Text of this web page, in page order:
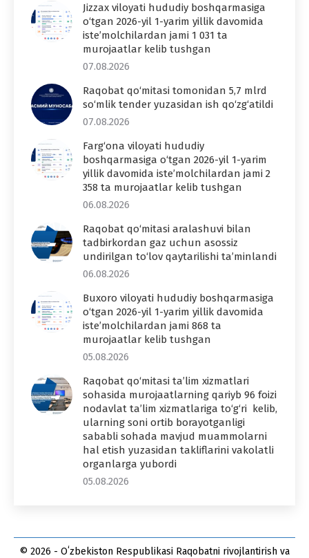
Jizzax viloyati hududiy boshqarmasiga
o‘tgan 2026-yil 1-yarim yillik davomida
iste’molchilardan jami 1 031 ta
murojaatlar kelib tushgan
07.08.2026
Raqobat qo‘mitasi tomonidan 5,7 mlrd
so‘mlik tender yuzasidan ish qo‘zg‘atildi
07.08.2026
Farg‘ona viloyati hududiy
boshqarmasiga o‘tgan 2026-yil 1-yarim
yillik davomida iste’molchilardan jami 2
358 ta murojaatlar kelib tushgan
06.08.2026
Raqobat qo‘mitasi aralashuvi bilan
tadbirkordan gaz uchun asossiz
undirilgan to‘lov qaytarilishi ta’minlandi
06.08.2026
Buxoro viloyati hududiy boshqarmasiga
o‘tgan 2026-yil 1-yarim yillik davomida
iste’molchilardan jami 868 ta
murojaatlar kelib tushgan
05.08.2026
Raqobat qo‘mitasi ta’lim xizmatlari
sohasida murojaatlarning qariyb 96 foizi
nodavlat ta’lim xizmatlariga to‘g‘ri kelib,
ularning soni ortib borayotganligi
sababli sohada mavjud muammolarni
hal etish yuzasidan takliflarini vakolatli
organlarga yubordi
05.08.2026
© 2026 - Oʻzbekiston Respublikasi Raqobatni rivojlantirish va